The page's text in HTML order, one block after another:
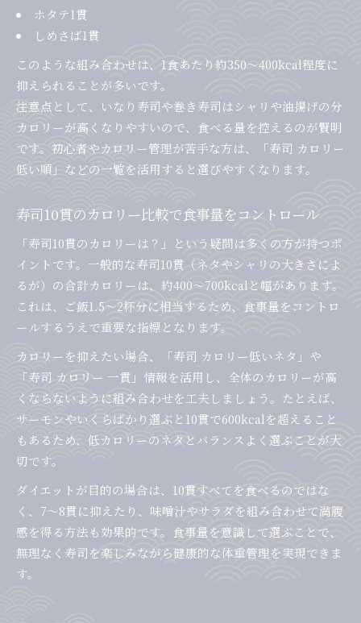
ホタテ1貫
しめさば1貫
このような組み合わせは、1食あたり約350〜400kcal程度に
抑えられることが多いです。
注意点として、いなり寿司や巻き寿司はシャリや油揚げの分
カロリーが高くなりやすいので、食べる量を控えるのが賢明
です。初心者やカロリー管理が苦手な方は、「寿司 カロリー
低い順」などの一覧を活用すると選びやすくなります。
寿司10貫のカロリー比較で食事量をコントロール
「寿司10貫のカロリーは？」という疑問は多くの方が持つポ
イントです。一般的な寿司10貫（ネタやシャリの大きさによ
るが）の合計カロリーは、約400〜700kcalと幅があります。
これは、ご飯1.5〜2杯分に相当するため、食事量をコントロ
ールするうえで重要な指標となります。
カロリーを抑えたい場合、「寿司 カロリー低いネタ」や
「寿司 カロリー 一貫」情報を活用し、全体のカロリーが高
くならないように組み合わせを工夫しましょう。たとえば、
サーモンやいくらばかり選ぶと10貫で600kcalを超えること
もあるため、低カロリーのネタとバランスよく選ぶことが大
切です。
ダイエットが目的の場合は、10貫すべてを食べるのではな
く、7〜8貫に抑えたり、味噌汁やサラダを組み合わせて満腹
感を得る方法も効果的です。食事量を意識して選ぶことで、
無理なく寿司を楽しみながら健康的な体重管理を実現できま
す。